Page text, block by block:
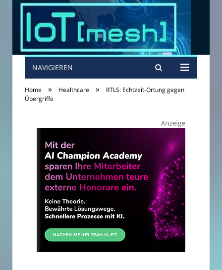
NAVIGIEREN
Home » Healthcare »
RTLS: Echtzeit-Ortung gegen
Übergriffe